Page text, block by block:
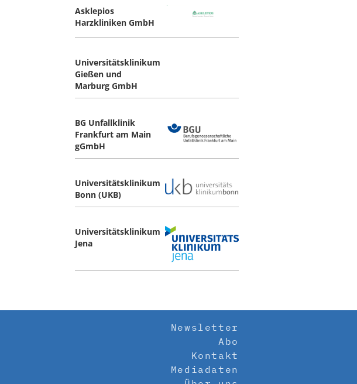
Asklepios
Harzkliniken GmbH
Universitätsklinikum
Gießen und
Marburg GmbH
BG Unfallklinik
Frankfurt am Main
gGmbH
Universitätsklinikum
Bonn (UKB)
Universitätsklinikum
Jena
Newsletter
Abo
Kontakt
Mediadaten